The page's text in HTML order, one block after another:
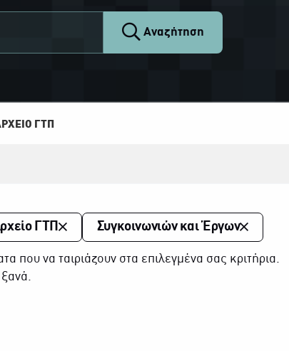
Αναζήτηση
ΓΤΠ
ΓΤΠ Συγκοινωνιών και Έργων
που να ταιριάζουν στα επιλεγμένα σας κριτήρια.